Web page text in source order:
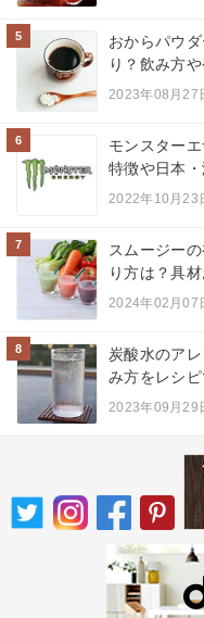
5
おからパウ
り？飲み方
2023年08月27
6
モンスター
特徴や日本・
2022年10月23
7
スムージー
り方は？具
2024年02月07
8
炭酸水のア
み方をレシピ
2023年09月29